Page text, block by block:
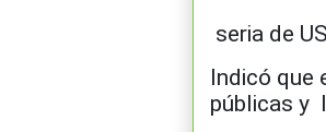
seria de
Indicó que
públicas y